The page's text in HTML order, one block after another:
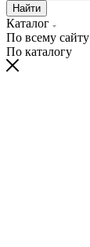
Найти
Каталог
По всему сайту
По каталогу